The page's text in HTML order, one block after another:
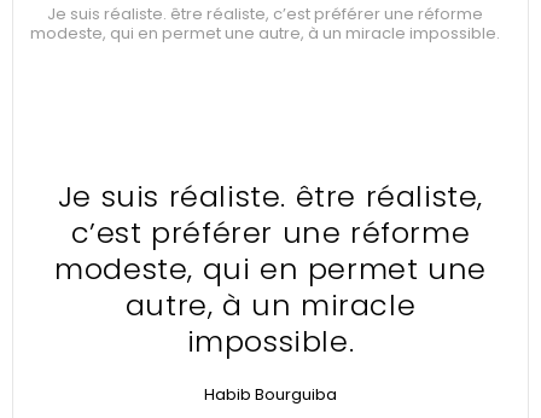
Je suis réaliste. être réaliste, c’est préférer une réforme
modeste, qui en permet une autre, à un miracle impossible.
Je suis réaliste. être réaliste,
c’est préférer une réforme
modeste, qui en permet une
autre, à un miracle
impossible.
Habib Bourguiba